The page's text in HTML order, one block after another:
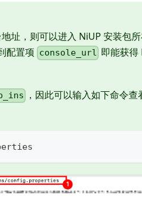
址，则可以进入 NiUP 安装包
配置项 console_url 即能获得
，因此可以输入如下命令查